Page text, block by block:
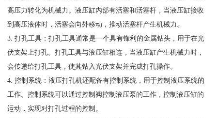
高压力转化为机械力。液压缸内部有活塞和活塞杆，当液压缸接收
到高压液体时，活塞会向外移动，推动活塞杆产生机械力。
3. 打孔工具：打孔工具通常是一个具有锋利的金属钻头，用于在光
伏支架上打孔。打孔工具与液压缸相连，当液压缸产生机械力时，
会传递给打孔工具，使其钻入光伏支架并完成打孔操作。
4. 控制系统：液压打孔机还配备有控制系统，用于控制液压系统的
工作。控制系统可以通过控制阀控制液压泵的工作，控制液压缸的
运动，实现对打孔过程的控制。